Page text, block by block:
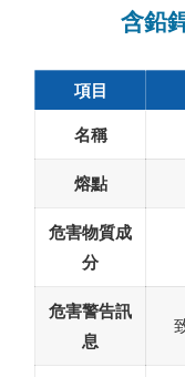
含鉛
項目
名稱
熔點
危害物質成
分
危害警告訊
息